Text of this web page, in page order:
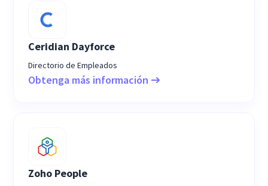
Ceridian Dayforce
Directorio de Empleados
Obtenga más información
Zoho People